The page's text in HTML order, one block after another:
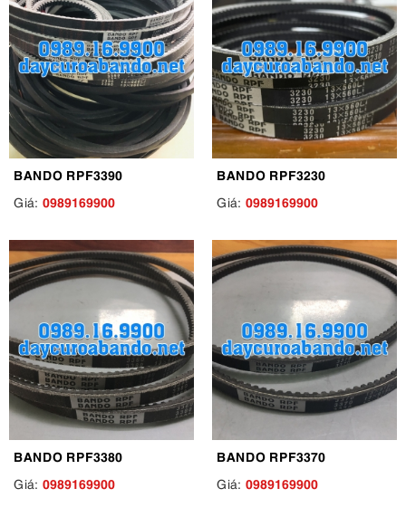
BANDO RPF3390
Giá: 0989169900
BANDO RPF3230
Giá: 0989169900
BANDO RPF3380
Giá: 0989169900
BANDO RPF3370
Giá: 0989169900